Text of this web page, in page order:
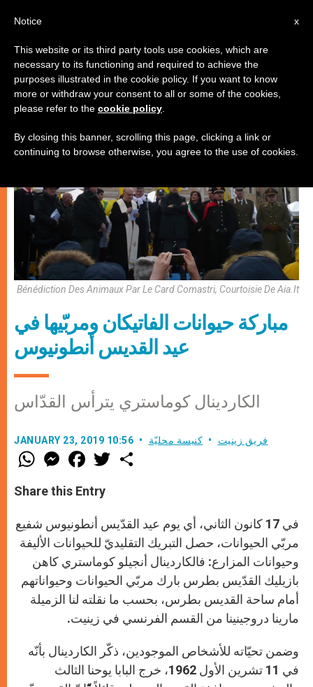
كنيسة محليّة
Bénédiction Des Animaux Par Le Card Comastri, Courtoisie De Aia.it
مباركة حيوانات الفاتيكان ومربّيها في
عيد القديس أنطونيوس
الكاردينال كوماستري يترأس القدّاس
JANUARY 23, 2019 10:56 فريق زينيت كنيسة محليّة
W
h
t
s
p
p
M
e
s
e
e
r
F
a
e
b
o
k
w
r
Share this Entry
في 17 كانون الثاني، أي يوم عيد القدّيس أنطونيوس شفيع
مربّي الحيوانات، حصل التبريك التقليديّ للحيوانات الأليفة
وحيوانات المزارع: فالكاردينال أنجيلو كوماستري كاهن
بازيليك القدّيس بطرس بارك مربّي الحيوانات وحيواناتهم
أمام ساحة القديس بطرس، بحسب ما نقلته لنا الزميلة
مارينا دروجينينا من القسم الفرنسي في زينيت.
وضمن تحيّاته للأشخاص الموجودين، ذكّر الكاردينال بأنّه
في 11 تشرين الأول 1962، خرج البابا يوحنا الثالث
x
Notice
This website or its third party tools use cookies, which are
necessary to its functioning and required to achieve the
purposes illustrated in the cookie policy. If you want to know
more or withdraw your consent to all or some of the cookies,
please refer to the cookie policy
By closing this banner, scrolling this page, clicking a link or
continuing to browse otherwise, you agree to the use of cookies.